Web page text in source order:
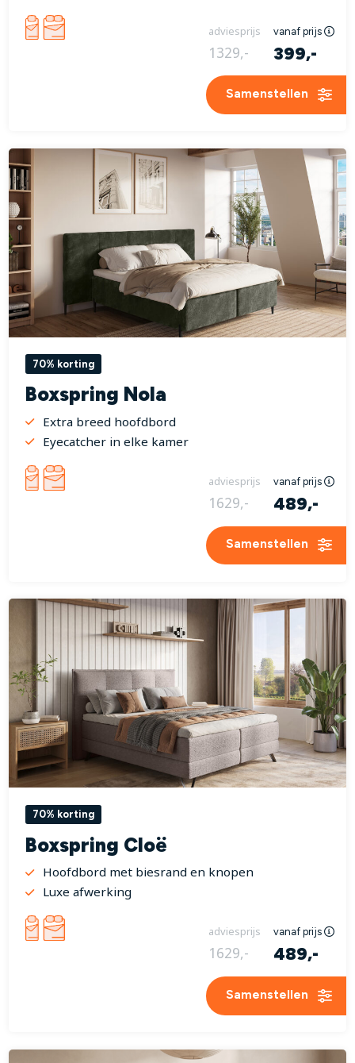
adviesprijs vanaf prijs
1329,- 399,-
Samenstellen
70% korting
Boxspring Nola
Extra breed hoofdbord
Eyecatcher in elke kamer
adviesprijs vanaf prijs
1629,- 489,-
Samenstellen
70% korting
Boxspring Cloë
Hoofdbord met biesrand en knopen
Luxe afwerking
adviesprijs vanaf prijs
1629,- 489,-
Samenstellen